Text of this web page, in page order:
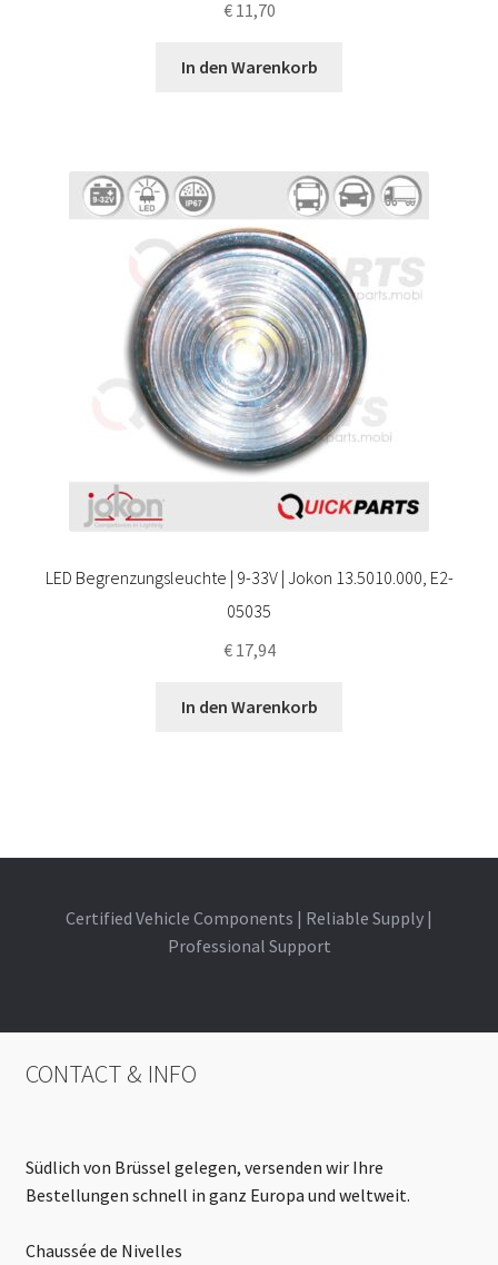
€11,70
In den Warenkorb
LED Begrenzungsleuchte | 9-33V | Jokon 13.5010.000, E2-
05035
€17,94
In den Warenkorb
Certified Vehicle Components | Reliable Supply |
Professional Support
CONTACT & INFO
Südlich von Brüssel gelegen, versenden wir Ihre
Bestellungen schnell in ganz Europa und weltweit.
Chaussée de Nivelles